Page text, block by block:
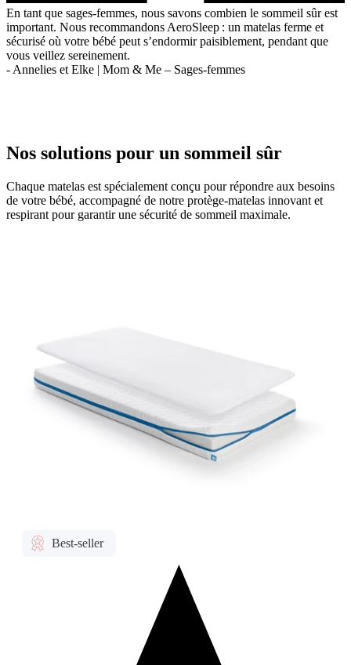
En tant que sages-femmes, nous savons combien le sommeil sûr est
important. Nous recommandons AeroSleep : un matelas ferme et
sécurisé où votre bébé peut s’endormir paisiblement, pendant que
vous veillez sereinement.
- Annelies et Elke | Mom & Me – Sages-femmes
Nos solutions pour un sommeil sûr
Chaque matelas est spécialement conçu pour répondre aux besoins
de votre bébé, accompagné de notre protège-matelas innovant et
respirant pour garantir une sécurité de sommeil maximale.